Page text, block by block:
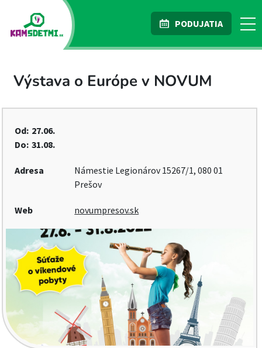
PODUJATIA
Výstava o Európe v NOVUM
Od: 27.06.
Do: 31.08.
Adresa
Námestie Legionárov 15267/1, 080 01
Prešov
Web novumpresov.sk